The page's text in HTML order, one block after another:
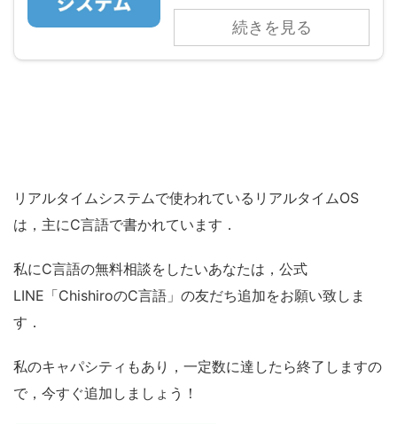
続きを見る
リアルタイムシステムで使われているリアルタイムOS
は，主にC言語で書かれています．
私にC言語の無料相談をしたいあなたは，公式
LINE「ChishiroのC言語」の友だち追加をお願い致しま
す．
私のキャパシティもあり，一定数に達したら終了しますの
で，今すぐ追加しましょう！